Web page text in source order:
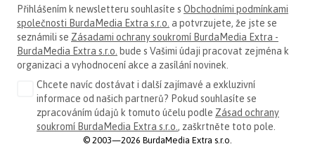
Přihlášením k newsletteru souhlasíte s Obchodními podmínkami
společnosti BurdaMedia Extra s.r.o. a potvrzujete, že jste se
seznámili se Zásadami ochrany soukromí BurdaMedia Extra -
BurdaMedia Extra s.r.o. bude s Vašimi údaji pracovat zejména k
organizaci a vyhodnocení akce a zasílání novinek.
Chcete navíc dostávat i další zajímavé a exkluzivní
informace od našich partnerů? Pokud souhlasíte se
zpracováním údajů k tomuto účelu podle Zásad ochrany
soukromí BurdaMedia Extra s.r.o. , zaškrtněte toto pole.
© 2003—2026 BurdaMedia Extra s.r.o.